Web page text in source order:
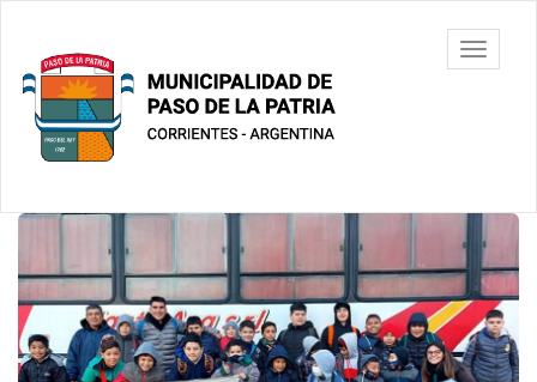
contenido
principal
Municipalidad
de Paso De
La Patria
barra
Contenido
principal